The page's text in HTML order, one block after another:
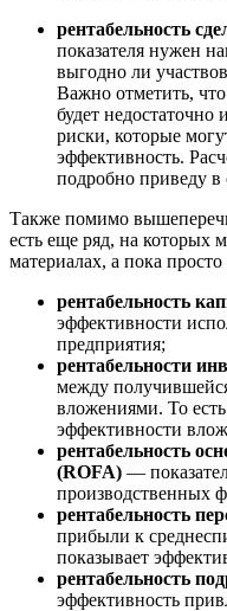
рентабельность
показателя нужен
выгодно ли
Важно отметить,
будет
риски, которые
эффективность.
подробно приведу в
Также помимо
есть еще ряд, на которых
материалах, а пока
рентабельность
эффективности
предприятия;
рентабельности
между
вложениями. То
эффективности
рентабельность
(ROFA) —
производственных
рентабельность
прибыли к
показывает
рентабельность
эффективность